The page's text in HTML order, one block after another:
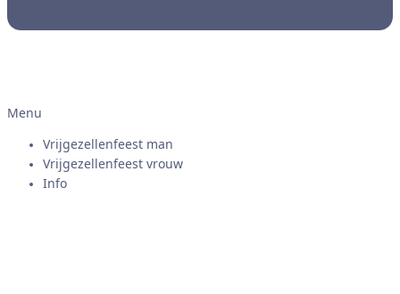
Menu
Vrijgezellenfeest man
Vrijgezellenfeest vrouw
Info